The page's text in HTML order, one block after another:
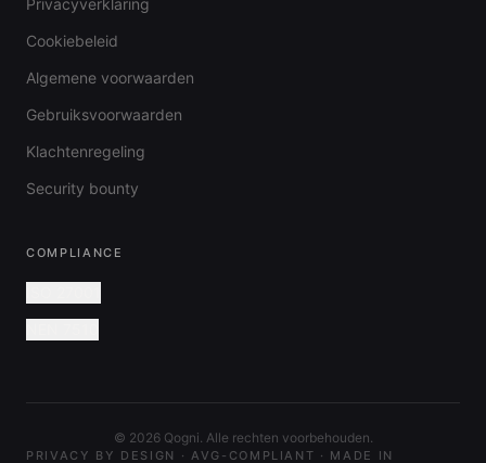
Privacyverklaring
Cookiebeleid
Algemene voorwaarden
Gebruiksvoorwaarden
Klachtenregeling
Security bounty
COMPLIANCE
© 2026Qogni. Alle rechten voorbehouden.
PRIVACY BY DESIGN · AVG-COMPLIANT · MADE IN